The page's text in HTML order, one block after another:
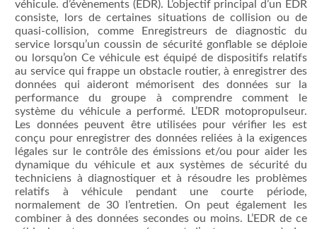
Ce véhicule est équipé de dispositifs relatifs au service qui
est conçu pour enregistrer des données reliées à la
véhicule pendant une courte période, normalement de 30